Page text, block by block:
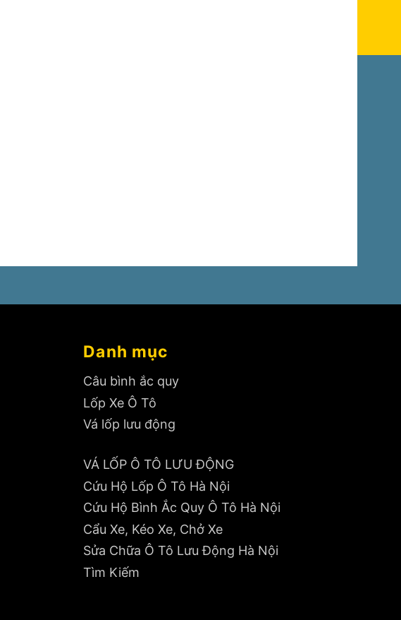
Danh mục
Câu bình ắc quy
Lốp Xe Ô Tô
Vá lốp lưu động
VÁ LỐP Ô TÔ LƯU ĐỘNG
Cứu Hộ Lốp Ô Tô Hà Nội
Cứu Hộ Bình Ắc Quy Ô Tô Hà Nội
Cẩu Xe, Kéo Xe, Chở Xe
Sửa Chữa Ô Tô Lưu Động Hà Nội
Tìm Kiếm